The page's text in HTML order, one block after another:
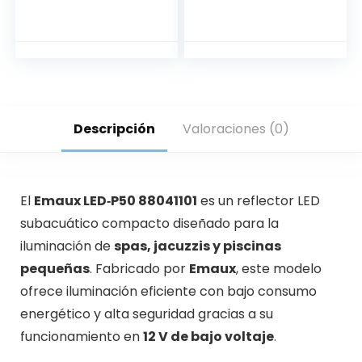
Descripción Valoraciones (0)
El Emaux LED‑P50 88041101 es un reflector LED
subacuático compacto diseñado para la
iluminación despas, jacuzzis y piscinas
pequeñas. Fabricado por Emaux, este modelo
ofrece iluminación eficiente con bajo consumo
energético y alta seguridad gracias a su
funcionamiento en12 V de bajo voltaje.